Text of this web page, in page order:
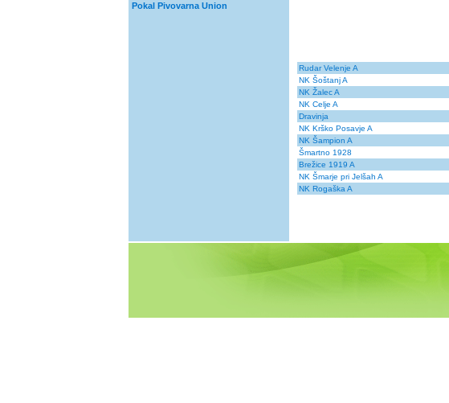
Pokal Pivovarna Union
Rudar Velenje A
NK Šoštanj A
NK Žalec A
NK Celje A
Dravinja
NK Krško Posavje A
NK Šampion A
Šmartno 1928
Brežice 1919 A
NK Šmarje pri Jelšah A
NK Rogaška A